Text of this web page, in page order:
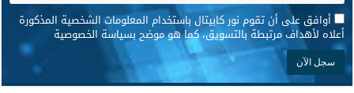
* أوافق على أن تقوم نور كابيتال باستخدام المعلومات الشخصية المذكورة
أعلاه لأهداف مرتبطة بالتسويق، كما هو موضح بسياسة الخصوصية